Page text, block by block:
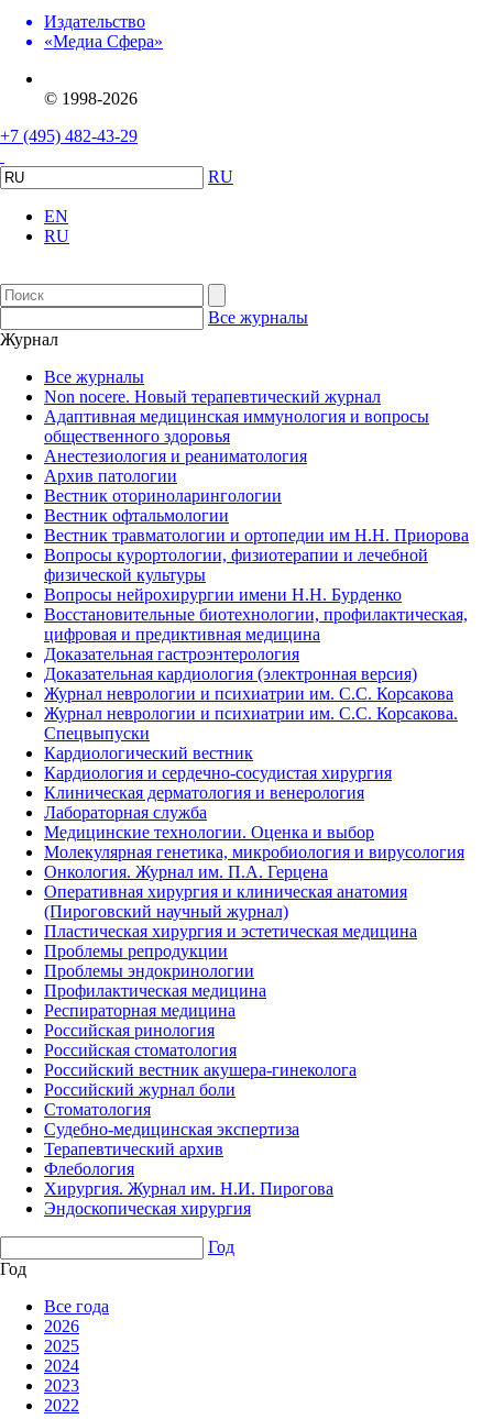
Издательство
«Медиа Сфера»
© 1998-2026
+7 (495) 482-43-29
RU
EN
RU
Все журналы
Журнал
Все журналы
Non nocere. Новый терапевтический журнал
Адаптивная медицинская иммунология и вопросы
общественного здоровья
Анестезиология и реаниматология
Архив патологии
Вестник оториноларингологии
Вестник офтальмологии
Вестник травматологии и ортопедии им Н.Н. Приорова
Вопросы курортологии, физиотерапии и лечебной
физической культуры
Вопросы нейрохирургии имени Н.Н. Бурденко
Восстановительные биотехнологии, профилактическая,
цифровая и предиктивная медицина
Доказательная гастроэнтерология
Доказательная кардиология (электронная версия)
Журнал неврологии и психиатрии им. С.С. Корсакова
Журнал неврологии и психиатрии им. С.С. Корсакова.
Спецвыпуски
Кардиологический вестник
Кардиология и сердечно-сосудистая хирургия
Клиническая дерматология и венерология
Лабораторная служба
Медицинские технологии. Оценка и выбор
Молекулярная генетика, микробиология и вирусология
Онкология. Журнал им. П.А. Герцена
Оперативная хирургия и клиническая анатомия
(Пироговский научный журнал)
Пластическая хирургия и эстетическая медицина
Проблемы репродукции
Проблемы эндокринологии
Профилактическая медицина
Респираторная медицина
Российская ринология
Российская стоматология
Российский вестник акушера-гинеколога
Российский журнал боли
Стоматология
Судебно-медицинская экспертиза
Терапевтический архив
Флебология
Хирургия. Журнал им. Н.И. Пирогова
Эндоскопическая хирургия
Год
Год
Все года
2026
2025
2024
2023
2022